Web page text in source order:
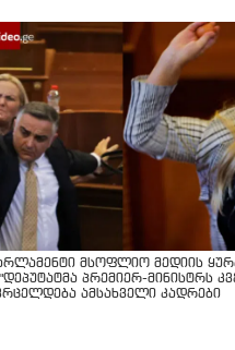
მსოფლიო მედიის
პრემიერ-მინისტრს
ამსახველი კადრები